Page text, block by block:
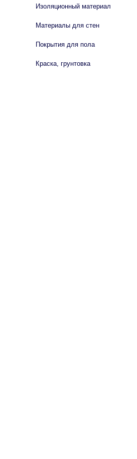
Изоляционный материал
Материалы для стен
Покрытия для пола
Краска, грунтовка